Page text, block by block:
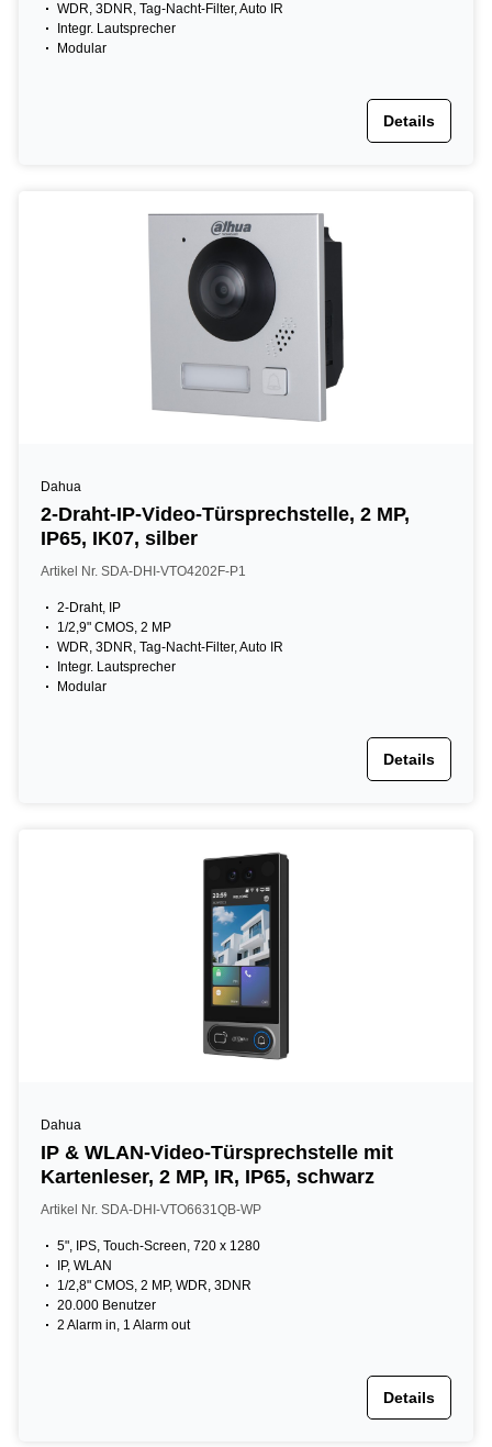
WDR, 3DNR, Tag-Nacht-Filter, Auto IR
Integr. Lautsprecher
Modular
Details
Dahua
2-Draht-IP-Video-Türsprechstelle, 2 MP,
IP65, IK07, silber
Artikel Nr. SDA-DHI-VTO4202F-P1
2-Draht, IP
1/2,9" CMOS, 2 MP
WDR, 3DNR, Tag-Nacht-Filter, Auto IR
Integr. Lautsprecher
Modular
Details
Dahua
IP & WLAN-Video-Türsprechstelle mit
Kartenleser, 2 MP, IR, IP65, schwarz
Artikel Nr. SDA-DHI-VTO6631QB-WP
5", IPS, Touch-Screen, 720 x 1280
IP, WLAN
1/2,8" CMOS, 2 MP, WDR, 3DNR
20.000 Benutzer
2 Alarm in, 1 Alarm out
Details